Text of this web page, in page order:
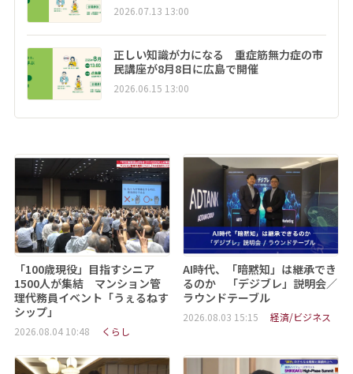
2026.07.13 13:00
正しい知識が力になる 重症筋無力症の市
民講座が8月8日に広島で開催
2026.06.15 13:00
「100歳現役」目指すシニア
1500人が集結 マンション管
理代務員イベント「うぇるねす
シップ」
2026.08.04 10:48 くらし
AI時代、「暗黙知」は継承でき
るのか 「デジブレ」説明会／
ラウンドテーブル
2026.08.03 15:15 経済/ビジネス